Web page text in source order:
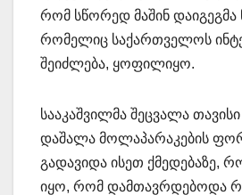
რომ სწორედ მაშინ დაიგეგმა
რომელიც საქართველოს
შეიძლება, ყოფილიყო.
სააკაშვილმა შეცვალა
დაშალა მოლაპარაკების
გადავიდა ისეთ ქმედებაზე,
იყო, რომ დამთავრდებოდა